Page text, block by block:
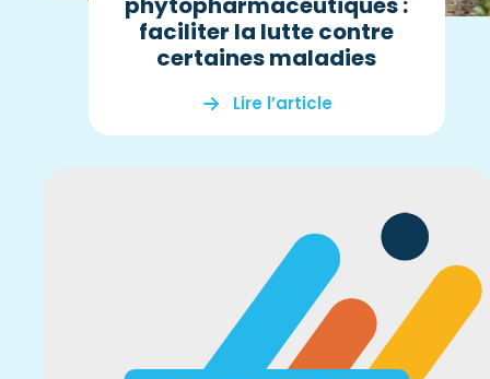
faciliter la lutte contre
certaines maladies
Lire l’article